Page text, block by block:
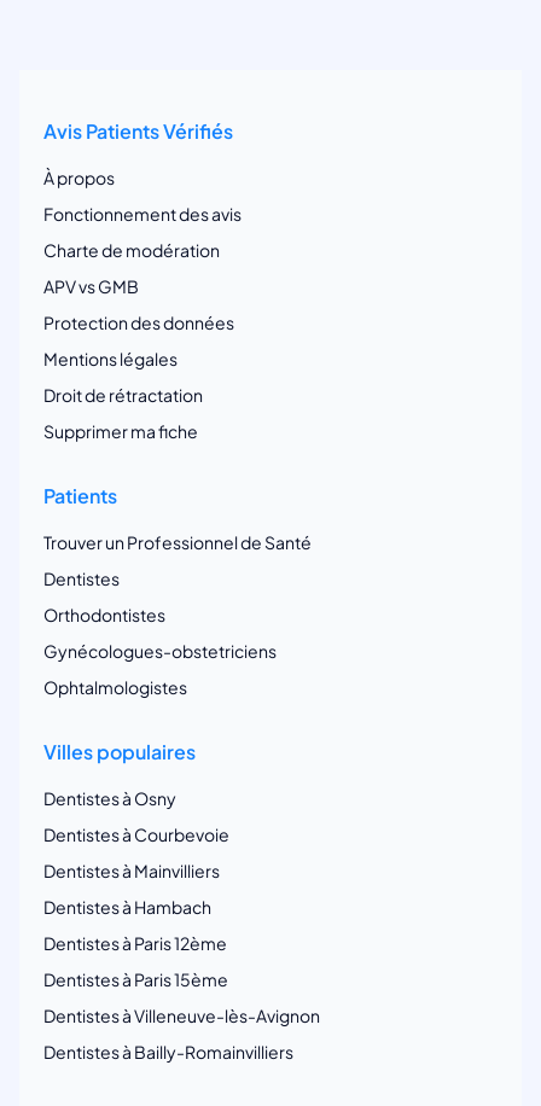
Avis Patients Vérifiés
À propos
Fonctionnement des avis
Charte de modération
APV vs GMB
Protection des données
Mentions légales
Droit de rétractation
Supprimer ma fiche
Patients
Trouver un Professionnel de Santé
Dentistes
Orthodontistes
Gynécologues-obstetriciens
Ophtalmologistes
Villes populaires
Dentistes à Osny
Dentistes à Courbevoie
Dentistes à Mainvilliers
Dentistes à Hambach
Dentistes à Paris 12ème
Dentistes à Paris 15ème
Dentistes à Villeneuve-lès-Avignon
Dentistes à Bailly-Romainvilliers